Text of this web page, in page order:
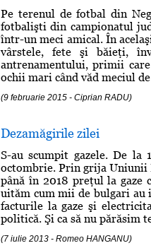
Pe terenul de fotbal din
fotbalişti din campionatul
într-un meci amical. În
vârstele, fete şi băieţi,
antrenamentului, primii
ochii mari când văd meciul
(9 februarie 2015 - Ciprian RADU)
Dezamăgirile zilei
S-au scumpit gazele. De la
octombrie. Prin grija Uniunii
până în 2018 preţul la gaze
uităm cum mii de bulgari au
facturile la gaze şi
politică. Şi ca să nu părăsim
(7 iulie 2013 - Romeo HANGANU)